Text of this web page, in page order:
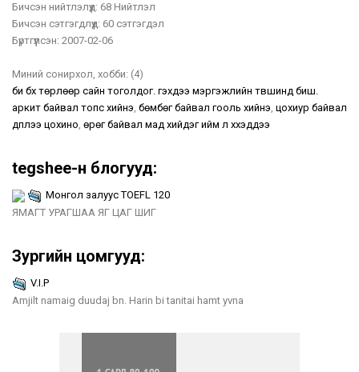
Бичсэн нийтлэлүүд: 68 Нийтлэл
Бичсэн сэтгэгдлүүд: 60 сэтгэгдэл
Бүртгүүлсэн: 2007-02-06
Миний сонирхол, хобби: (4)
би бүх төрлөөр сайн тоголдог. гэхдээ мэргэжлийн түвшинд биш.
аркит байвал топс хийнэ, бөмбөг байвал гооль хийнэ, цохиур байвал
дүплээ цохино, өрөг байвал мад хийдэг ийм л хүүхэддээ
tegshee-н блогууд:
Монгол залуус TOEFL 120
ЯМАГТ УРАГШАА ЯГ ЦАГ ШИГ
Зургийн цомгууд:
V.I.P
Amjilt namaig duudaj bn. Harin bi tanitai hamt yvna